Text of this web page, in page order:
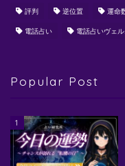
評判 逆位置 運命
電話占い 電話占いヴェル
Popular Post
1